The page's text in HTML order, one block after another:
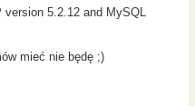
version 5.2.12 and MySQL
mieć nie będę ;)